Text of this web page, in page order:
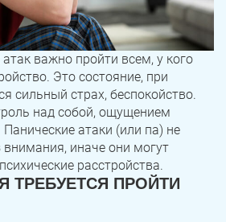
важно пройти всем, у кого
Это состояние, при
сильный страх, беспокойство.
над собой, ощущением
Панические атаки (или па) не
внимания, иначе они могут
расстройства.
ТРЕБУЕТСЯ ПРОЙТИ